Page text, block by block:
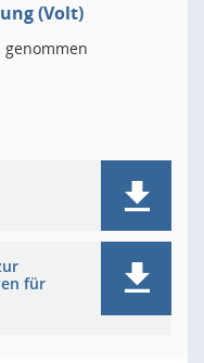
(Volt)
für